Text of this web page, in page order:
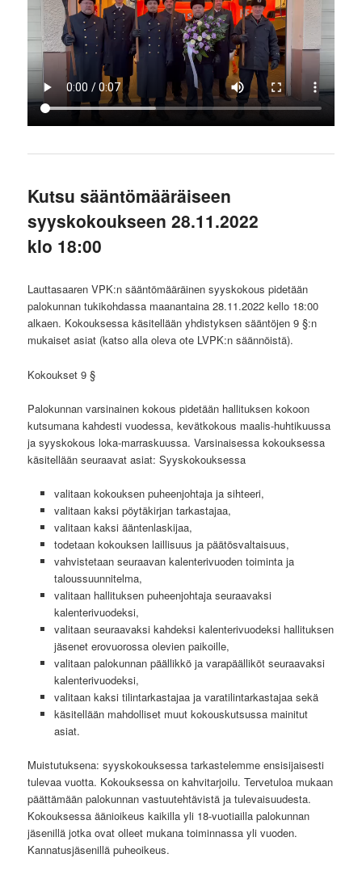
Kutsu sääntömääräiseen
syyskokoukseen 28.11.2022
klo 18:00
Lauttasaaren VPK:n sääntömääräinen syyskokous pidetään
palokunnan tukikohdassa maanantaina 28.11.2022 kello 18:00
alkaen. Kokouksessa käsitellään yhdistyksen sääntöjen 9 §:n
mukaiset asiat (katso alla oleva ote LVPK:n säännöistä).
Kokoukset 9 §
Palokunnan varsinainen kokous pidetään hallituksen kokoon
kutsumana kahdesti vuodessa, kevätkokous maalis-huhtikuussa
ja syyskokous loka-marraskuussa. Varsinaisessa kokouksessa
käsitellään seuraavat asiat: Syyskokouksessa
valitaan kokouksen puheenjohtaja ja sihteeri,
valitaan kaksi pöytäkirjan tarkastajaa,
valitaan kaksi ääntenlaskijaa,
todetaan kokouksen laillisuus ja päätösvaltaisuus,
vahvistetaan seuraavan kalenterivuoden toiminta ja
taloussuunnitelma,
valitaan hallituksen puheenjohtaja seuraavaksi
kalenterivuodeksi,
valitaan seuraavaksi kahdeksi kalenterivuodeksi hallituksen
jäsenet erovuorossa olevien paikoille,
valitaan palokunnan päällikkö ja varapäälliköt seuraavaksi
kalenterivuodeksi,
valitaan kaksi tilintarkastajaa ja varatilintarkastajaa sekä
käsitellään mahdolliset muut kokouskutsussa mainitut
asiat.
Muistutuksena: syyskokouksessa tarkastelemme ensisijaisesti
tulevaa vuotta. Kokouksessa on kahvitarjoilu. Tervetuloa mukaan
päättämään palokunnan vastuutehtävistä ja tulevaisuudesta.
Kokouksessa äänioikeus kaikilla yli 18-vuotiailla palokunnan
jäsenillä jotka ovat olleet mukana toiminnassa yli vuoden.
Kannatusjäsenillä puheoikeus.